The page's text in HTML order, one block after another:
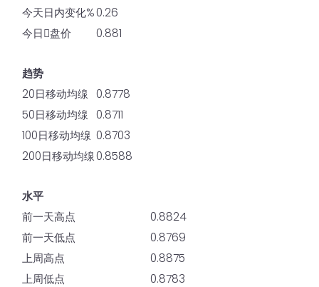
今天日内变化%0.26
今日𫔭盘价
0.881
趋势
20日移动均缐 0.8778
50日移动均缐 0.8711
100日移动均缐 0.8703
200日移动均缐0.8588
水平
前一天高点
0.8824
前一天低点
0.8769
上周高点
0.8875
上周低点
0.8783